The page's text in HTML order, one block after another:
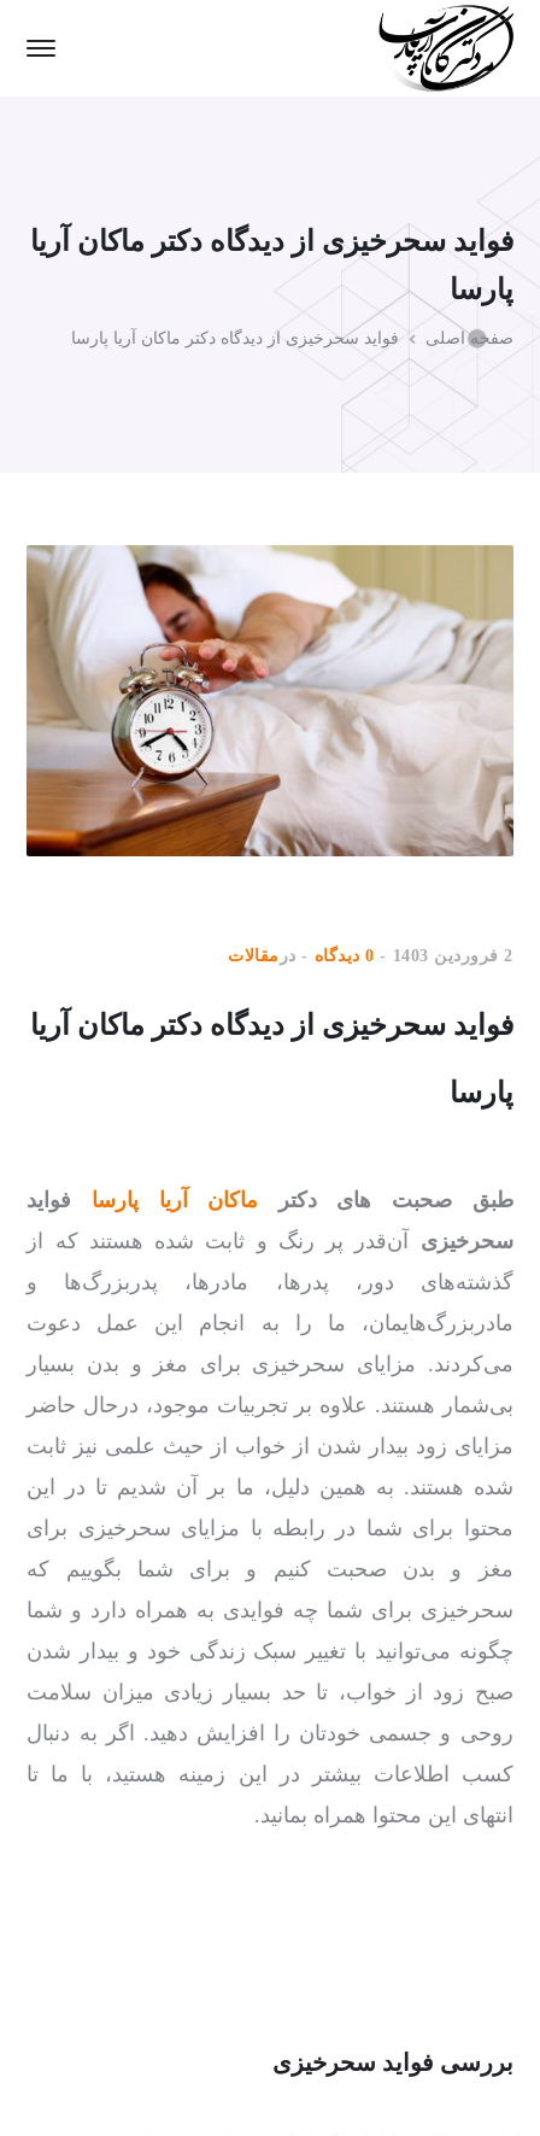
فواید سحرخیزی از دیدگاه دکتر ماکان آریا
پارسا
صفحه اصلی فواید سحرخیزی از دیدگاه دکتر ماکان آریا پارسا
2 فروردین 1403 0 دیدگاه در مقالات
فواید سحرخیزی از دیدگاه دکتر ماکان آریا
پارسا
طبق صحبت های دکتر ماکان آریا پارسا فواید
سحرخیزی آن‌قدر پر رنگ و ثابت شده هستند که از
گذشته‌های دور، پدرها، مادرها، پدربزرگ‌ها و
مادربزرگ‌هایمان، ما را به انجام این عمل دعوت
می‌کردند. مزایای سحرخیزی برای مغز و بدن بسیار
بی‌شمار هستند. علاوه ‌بر تجربیات موجود، درحال ‌حاضر
مزایای زود بیدار شدن از خواب از حیث علمی نیز ثابت
شده هستند. به ‌همین دلیل، ما بر آن شدیم تا در این
محتوا برای شما در رابطه با مزایای سحرخیزی برای
مغز و بدن صحبت کنیم و برای شما بگوییم که
سحرخیزی برای شما چه فوایدی به ‌همراه دارد و شما
چگونه می‌توانید با تغییر سبک زندگی‌ خود و بیدار شدن
صبح زود از خواب، تا حد بسیار زیادی میزان سلامت
روحی و جسمی خودتان را افزایش دهید. اگر به ‌دنبال
کسب اطلاعات بیشتر در این زمینه هستید، با ما تا
انتهای این محتوا همراه بمانید.
بررسی فواید سحرخیزی